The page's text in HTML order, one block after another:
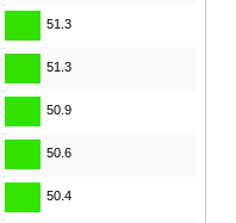
51.3
51.3
50.9
50.6
50.4